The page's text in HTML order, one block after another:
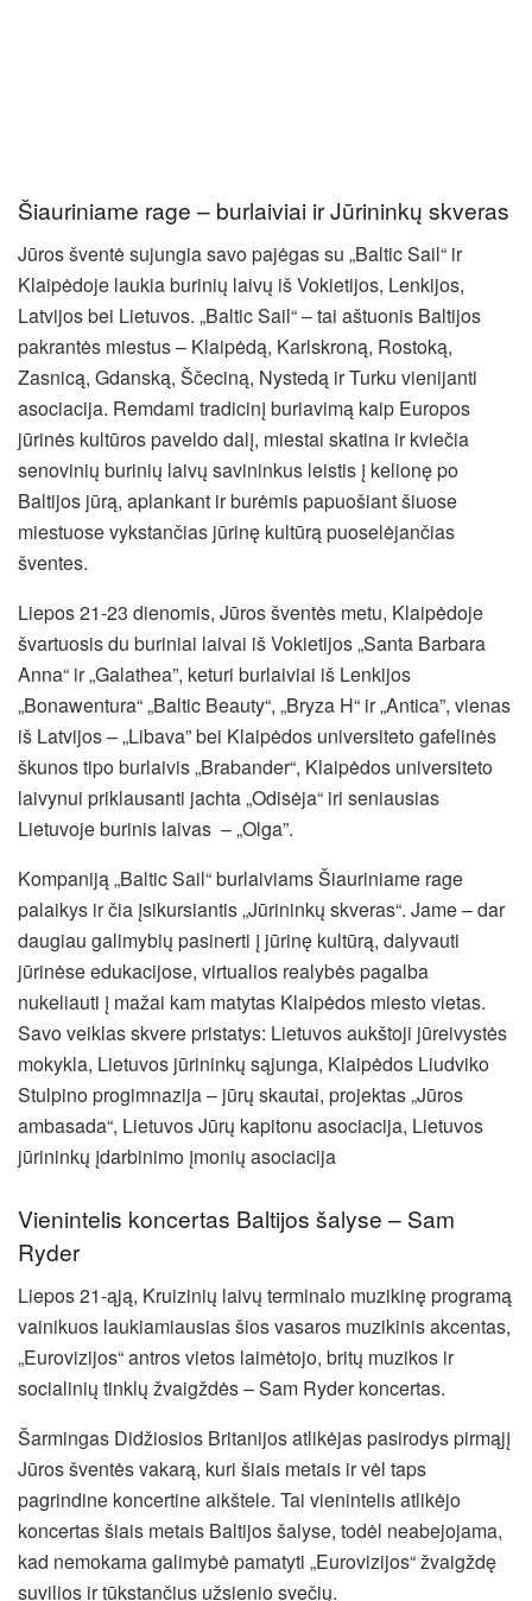
Šiauriniame rage – burlaiviai ir Jūrininkų skveras
Jūros šventė sujungia savo pajėgas su „Baltic Sail“ ir
Klaipėdoje laukia burinių laivų iš Vokietijos, Lenkijos,
Latvijos bei Lietuvos. „Baltic Sail“ – tai aštuonis Baltijos
pakrantės miestus – Klaipėdą, Karlskroną, Rostoką,
Zasnicą, Gdanską, Ščeciną, Nystedą ir Turku vienijanti
asociacija. Remdami tradicinį buriavimą kaip Europos
jūrinės kultūros paveldo dalį, miestai skatina ir kviečia
senovinių burinių laivų savininkus leistis į kelionę po
Baltijos jūrą, aplankant ir burėmis papuošiant šiuose
miestuose vykstančias jūrinę kultūrą puoselėjančias
šventes.
Liepos 21-23 dienomis, Jūros šventės metu, Klaipėdoje
švartuosis du buriniai laivai iš Vokietijos „Santa Barbara
Anna“ ir „Galathea”, keturi burlaiviai iš Lenkijos
„Bonawentura“ „Baltic Beauty“, „Bryza H“ ir „Antica”, vienas
iš Latvijos – „Libava” bei Klaipėdos universiteto gafelinės
škunos tipo burlaivis „Brabander“, Klaipėdos universiteto
laivynui priklausanti jachta „Odisėja“ iri seniausias
Lietuvoje burinis laivas – „Olga”.
Kompaniją „Baltic Sail“ burlaiviams Šiauriniame rage
palaikys ir čia įsikursiantis „Jūrininkų skveras“. Jame – dar
daugiau galimybių pasinerti į jūrinę kultūrą, dalyvauti
jūrinėse edukacijose, virtualios realybės pagalba
nukeliauti į mažai kam matytas Klaipėdos miesto vietas.
Savo veiklas skvere pristatys: Lietuvos aukštoji jūreivystės
mokykla, Lietuvos jūrininkų sąjunga, Klaipėdos Liudviko
Stulpino progimnazija – jūrų skautai, projektas „Jūros
ambasada“, Lietuvos Jūrų kapitonu asociacija, Lietuvos
jūrininkų įdarbinimo įmonių asociacija
Vienintelis koncertas Baltijos šalyse – Sam
Ryder
Liepos 21-ąją, Kruizinių laivų terminalo muzikinę programą
vainikuos laukiamiausias šios vasaros muzikinis akcentas,
„Eurovizijos“ antros vietos laimėtojo, britų muzikos ir
socialinių tinklų žvaigždės – Sam Ryder koncertas.
Šarmingas Didžiosios Britanijos atlikėjas pasirodys pirmąjį
Jūros šventės vakarą, kuri šiais metais ir vėl taps
pagrindine koncertine aikštele. Tai vienintelis atlikėjo
koncertas šiais metais Baltijos šalyse, todėl neabejojama,
kad nemokama galimybė pamatyti „Eurovizijos“ žvaigždę
suvilios ir tūkstančius užsienio svečių.